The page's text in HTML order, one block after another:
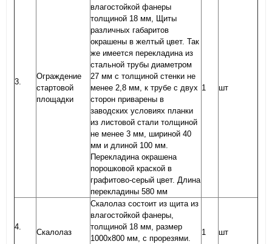
3.
Ограждение
стартовой
площадки
влагостойкой фанеры
толщиной 18 мм, Щиты
различных габаритов
окрашены в желтый цвет. Так
же имеется перекладина из
стальной трубы диаметром
27 мм с толщиной стенки не
менее 2,8 мм, к трубе с двух
сторон приварены в
заводских условиях планки
из листовой стали толщиной
не менее 3 мм, шириной 40
мм и длиной 100 мм.
Перекладина окрашена
порошковой краской в
графитово-серый цвет. Длина
перекладины 580 мм
1 шт
4.
Скалолаз
Скалолаз состоит из щита из
влагостойкой фанеры,
толщиной 18 мм, размер
1000х800 мм, с прорезями.
1 шт